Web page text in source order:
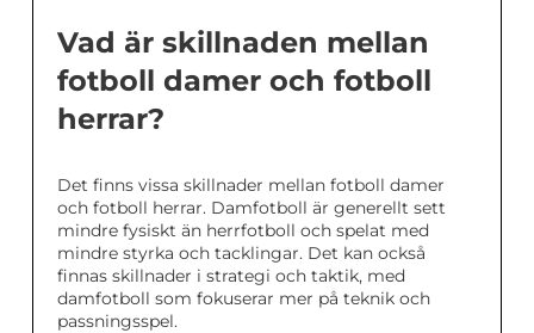
Vad är skillnaden mellan
fotboll damer och fotboll
herrar?
Det finns vissa skillnader mellan fotboll damer
och fotboll herrar. Damfotboll är generellt sett
mindre fysiskt än herrfotboll och spelat med
mindre styrka och tacklingar. Det kan också
finnas skillnader i strategi och taktik, med
damfotboll som fokuserar mer på teknik och
passningsspel.